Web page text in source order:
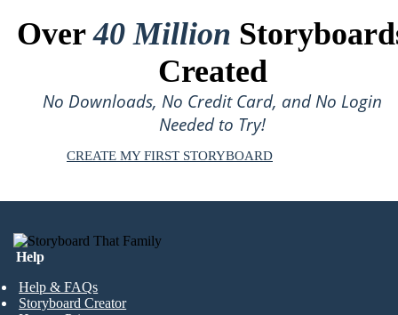
Over40 Million
Created
No Downloads, No Credit Card, and No Login
Needed to Try!
CREATE MY FIRST STORYBOARD
Help
Help & FAQs
Storyboard Creator